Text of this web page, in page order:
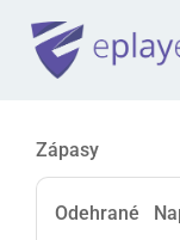
Zápasy
Odehrané